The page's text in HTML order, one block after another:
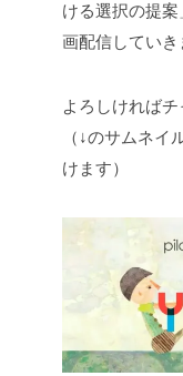
ける選択の提
画配信していき
よろしければ
（↓のサムネイ
けます）